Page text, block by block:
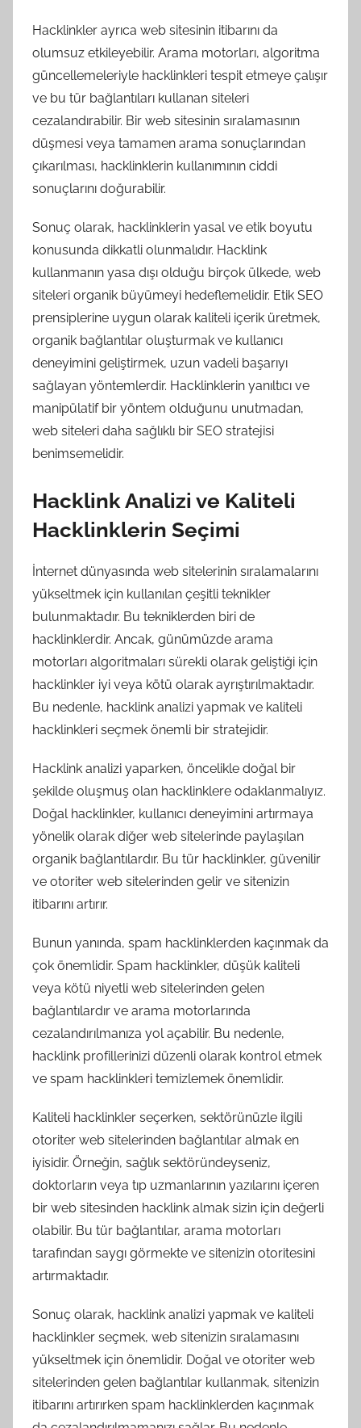
Hacklinkler ayrıca web sitesinin itibarını da
olumsuz etkileyebilir. Arama motorları, algoritma
güncellemeleriyle hacklinkleri tespit etmeye çalışır
ve bu tür bağlantıları kullanan siteleri
cezalandırabilir. Bir web sitesinin sıralamasının
düşmesi veya tamamen arama sonuçlarından
çıkarılması, hacklinklerin kullanımının ciddi
sonuçlarını doğurabilir.
Sonuç olarak, hacklinklerin yasal ve etik boyutu
konusunda dikkatli olunmalıdır. Hacklink
kullanmanın yasa dışı olduğu birçok ülkede, web
siteleri organik büyümeyi hedeflemelidir. Etik SEO
prensiplerine uygun olarak kaliteli içerik üretmek,
organik bağlantılar oluşturmak ve kullanıcı
deneyimini geliştirmek, uzun vadeli başarıyı
sağlayan yöntemlerdir. Hacklinklerin yanıltıcı ve
manipülatif bir yöntem olduğunu unutmadan,
web siteleri daha sağlıklı bir SEO stratejisi
benimsemelidir.
Hacklink Analizi ve Kaliteli
Hacklinklerin Seçimi
İnternet dünyasında web sitelerinin sıralamalarını
yükseltmek için kullanılan çeşitli teknikler
bulunmaktadır. Bu tekniklerden biri de
hacklinklerdir. Ancak, günümüzde arama
motorları algoritmaları sürekli olarak geliştiği için
hacklinkler iyi veya kötü olarak ayrıştırılmaktadır.
Bu nedenle, hacklink analizi yapmak ve kaliteli
hacklinkleri seçmek önemli bir stratejidir.
Hacklink analizi yaparken, öncelikle doğal bir
şekilde oluşmuş olan hacklinklere odaklanmalıyız.
Doğal hacklinkler, kullanıcı deneyimini artırmaya
yönelik olarak diğer web sitelerinde paylaşılan
organik bağlantılardır. Bu tür hacklinkler, güvenilir
ve otoriter web sitelerinden gelir ve sitenizin
itibarını artırır.
Bunun yanında, spam hacklinklerden kaçınmak da
çok önemlidir. Spam hacklinkler, düşük kaliteli
veya kötü niyetli web sitelerinden gelen
bağlantılardır ve arama motorlarında
cezalandırılmanıza yol açabilir. Bu nedenle,
hacklink profillerinizi düzenli olarak kontrol etmek
ve spam hacklinkleri temizlemek önemlidir.
Kaliteli hacklinkler seçerken, sektörünüzle ilgili
otoriter web sitelerinden bağlantılar almak en
iyisidir. Örneğin, sağlık sektöründeyseniz,
doktorların veya tıp uzmanlarının yazılarını içeren
bir web sitesinden hacklink almak sizin için değerli
olabilir. Bu tür bağlantılar, arama motorları
tarafından saygı görmekte ve sitenizin otoritesini
artırmaktadır.
Sonuç olarak, hacklink analizi yapmak ve kaliteli
hacklinkler seçmek, web sitenizin sıralamasını
yükseltmek için önemlidir. Doğal ve otoriter web
sitelerinden gelen bağlantılar kullanmak, sitenizin
itibarını artırırken spam hacklinklerden kaçınmak